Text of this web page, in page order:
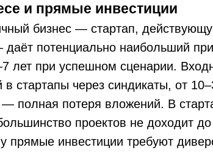
и прямые инвестиции
бизнес — стартап,
потенциально наибольший
лет при успешном сценарии.
в стартапы через синдикаты, от
полная потеря вложений. В
проектов не доходит
прямые инвестиции требуют